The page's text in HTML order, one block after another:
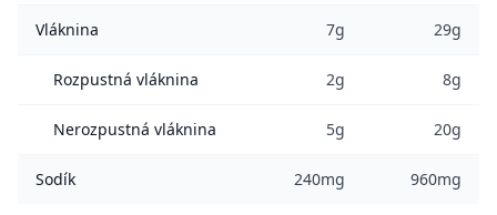
Vláknina 7g 29g
Rozpustná vláknina 2g 8g
Nerozpustná vláknina 5g 20g
Sodík 240mg 960mg